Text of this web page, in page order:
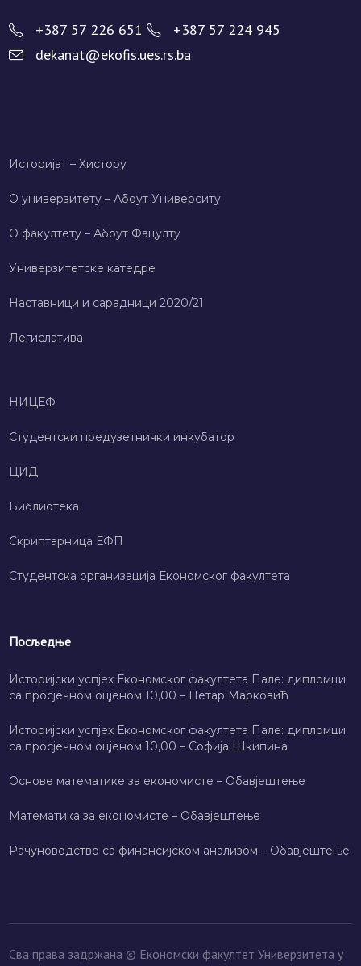
+387 57 226 651
+387 57 224 945
dekanat@ekofis.ues.rs.ba
Историјат – Хисторy
О универзитету – Абоут Университy
О факултету – Абоут Фацултy
Универзитетске катедре
Наставници и сарадници 2020/21
Легислатива
НИЦЕФ
Студентски предузетнички инкубатор
ЦИД
Библиотека
Скриптарница ЕФП
Студентска организација Економског факултета
Посљедње
Историјски успјех Економског факултета Пале: дипломци
са просјечном оцјеном 10,00 – Петар Марковић
Историјски успјех Економског факултета Пале: дипломци
са просјечном оцјеном 10,00 – Софија Шкипина
Основе математике за економисте – Обавјештење
Математика за економисте – Обавјештење
Рачуноводство са финансијском анализом – Обавјештење
Сва права задржана © Економски факултет Универзитета у